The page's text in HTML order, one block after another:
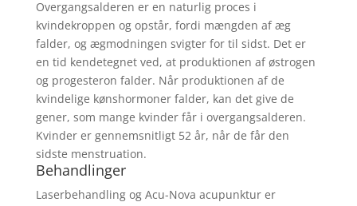
Overgangsalderen er en naturlig proces i
kvindekroppen og opstår, fordi mængden af æg
falder, og ægmodningen svigter for til sidst. Det er
en tid kendetegnet ved, at produktionen af østrogen
og progesteron falder. Når produktionen af de
kvindelige kønshormoner falder, kan det give de
gener, som mange kvinder får i overgangsalderen.
Kvinder er gennemsnitligt 52 år, når de får den
sidste menstruation.
Behandlinger
Laserbehandling og Acu-Nova acupunktur er